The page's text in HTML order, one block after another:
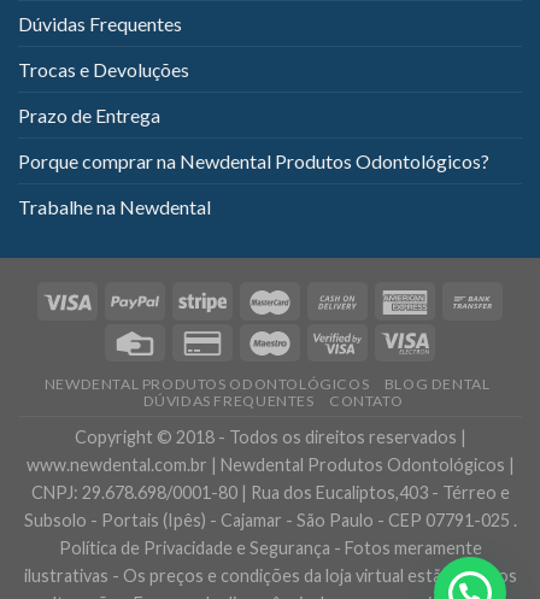
Dúvidas Frequentes
Trocas e Devoluções
Prazo de Entrega
Porque comprar na Newdental Produtos Odontológicos?
Trabalhe na Newdental
NEWDENTAL PRODUTOS ODONTOLÓGICOS
BLOG DENTAL
DÚVIDAS FREQUENTES
CONTATO
Copyright © 2018 - Todos os direitos reservados |
www.newdental.com.br | Newdental Produtos Odontológicos |
CNPJ: 29.678.698/0001-80 | Rua dos Eucaliptos,403 - Térreo e
Subsolo - Portais (Ipês) - Cajamar - São Paulo - CEP 07791-025 .
Política de Privacidade e Segurança - Fotos meramente
ilustrativas - Os preços e condições da loja virtual estão sujeitos
Precisa de ajuda?